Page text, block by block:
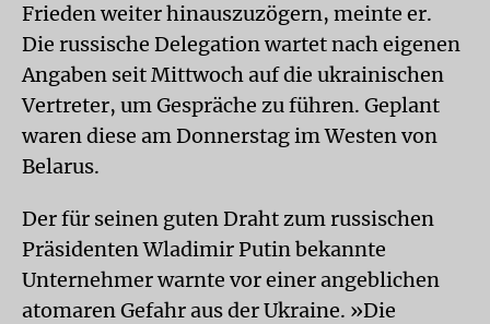
Frieden weiter hinauszuzögern, meinte er.
Die russische Delegation wartet nach eigenen
Angaben seit Mittwoch auf die ukrainischen
Vertreter, um Gespräche zu führen. Geplant
waren diese am Donnerstag im Westen von
Belarus.
Der für seinen guten Draht zum russischen
Präsidenten Wladimir Putin bekannte
Unternehmer warnte vor einer angeblichen
atomaren Gefahr aus der Ukraine. »Die